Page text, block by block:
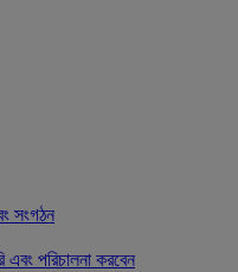
সংগঠন
এবং পরিচালনা করবেন